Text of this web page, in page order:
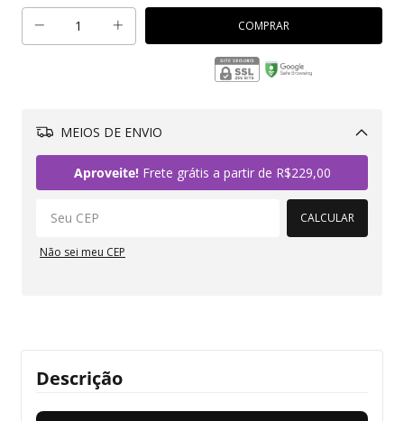
MEIOS DE ENVIO
Aproveite!Frete grátis a partir de R$229,00
CALCULAR
Não sei meu CEP
Descrição